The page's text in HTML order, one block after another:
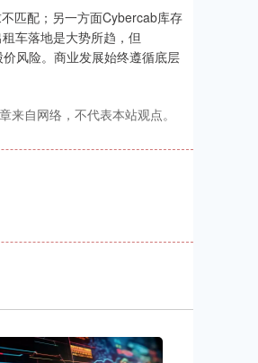
匹配；另一方面Cybercab库存
车落地是大势所趋，但
风险。商业发展始终遵循底层
来自网络，不代表本站观点。